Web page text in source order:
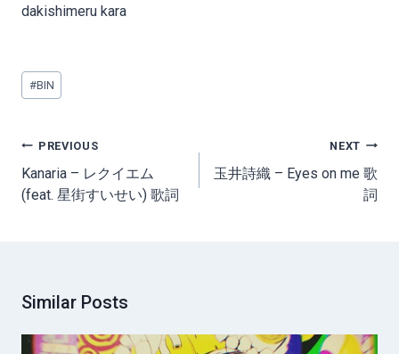
dakishimeru kara
Post
Tags:
#BIN
Post
navigation
PREVIOUS
Kanaria – レクイエム
(feat. 星街すいせい) 歌詞
NEXT
玉井詩織 – Eyes on me 歌
詞
Similar Posts